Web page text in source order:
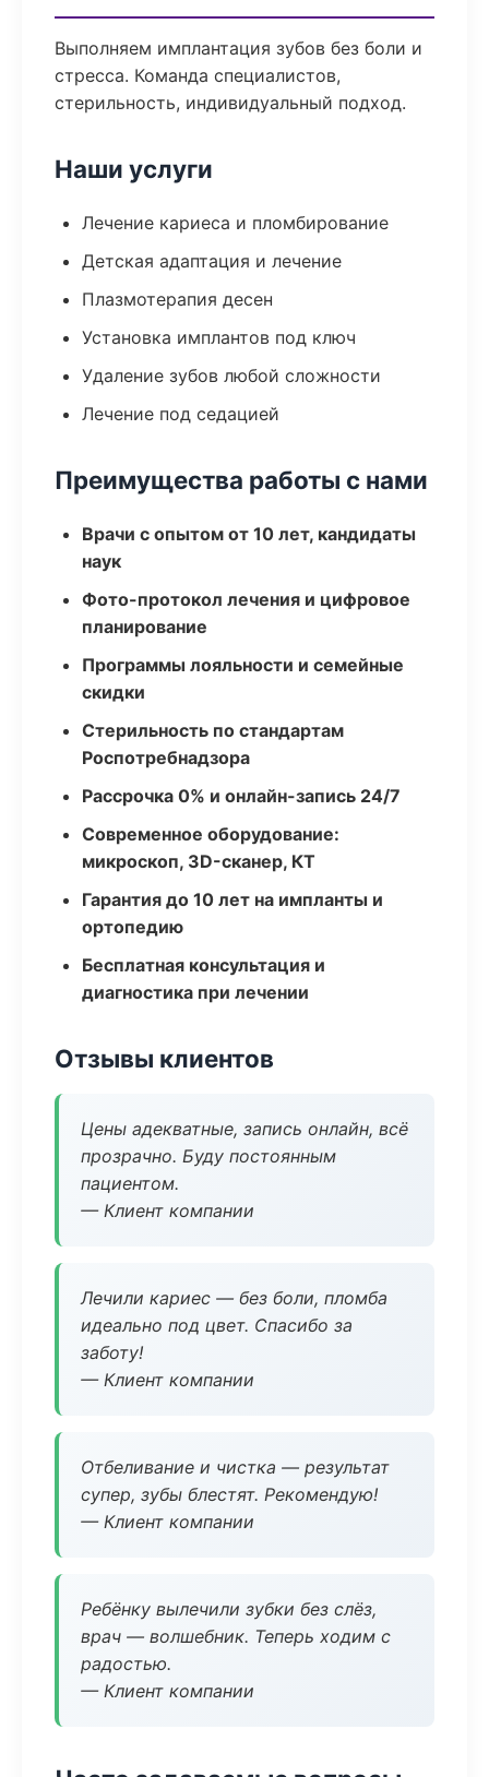
Выполняем имплантация зубов без боли и
стресса. Команда специалистов,
стерильность, индивидуальный подход.
Наши услуги
Лечение кариеса и пломбирование
Детская адаптация и лечение
Плазмотерапия десен
Установка имплантов под ключ
Удаление зубов любой сложности
Лечение под седацией
Преимущества работы с нами
Врачи с опытом от 10 лет, кандидаты
наук
Фото-протокол лечения и цифровое
планирование
Программы лояльности и семейные
скидки
Стерильность по стандартам
Роспотребнадзора
Рассрочка 0% и онлайн-запись 24/7
Современное оборудование:
микроскоп, 3D-сканер, КТ
Гарантия до 10 лет на импланты и
ортопедию
Бесплатная консультация и
диагностика при лечении
Отзывы клиентов
Цены адекватные, запись онлайн, всё
прозрачно. Буду постоянным
пациентом.
— Клиент компании
Лечили кариес — без боли, пломба
идеально под цвет. Спасибо за
заботу!
— Клиент компании
Отбеливание и чистка — результат
супер, зубы блестят. Рекомендую!
— Клиент компании
Ребёнку вылечили зубки без слёз,
врач — волшебник. Теперь ходим с
радостью.
— Клиент компании